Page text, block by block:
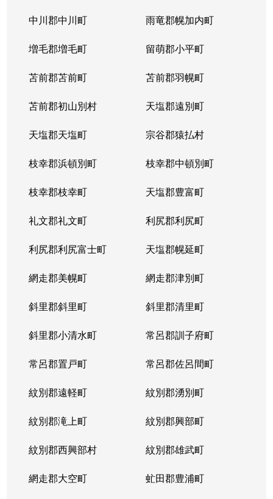
中川郡中川町 雨竜郡幌加内町
増毛郡増毛町 留萌郡小平町
苫前郡苫前町 苫前郡羽幌町
苫前郡初山別村 天塩郡遠別町
天塩郡天塩町 宗谷郡猿払村
枝幸郡浜頓別町 枝幸郡中頓別町
枝幸郡枝幸町 天塩郡豊富町
礼文郡礼文町 利尻郡利尻町
利尻郡利尻富士町 天塩郡幌延町
網走郡美幌町 網走郡津別町
斜里郡斜里町 斜里郡清里町
斜里郡小清水町 常呂郡訓子府町
常呂郡置戸町 常呂郡佐呂間町
紋別郡遠軽町 紋別郡湧別町
紋別郡滝上町 紋別郡興部町
紋別郡西興部村 紋別郡雄武町
網走郡大空町 虻田郡豊浦町